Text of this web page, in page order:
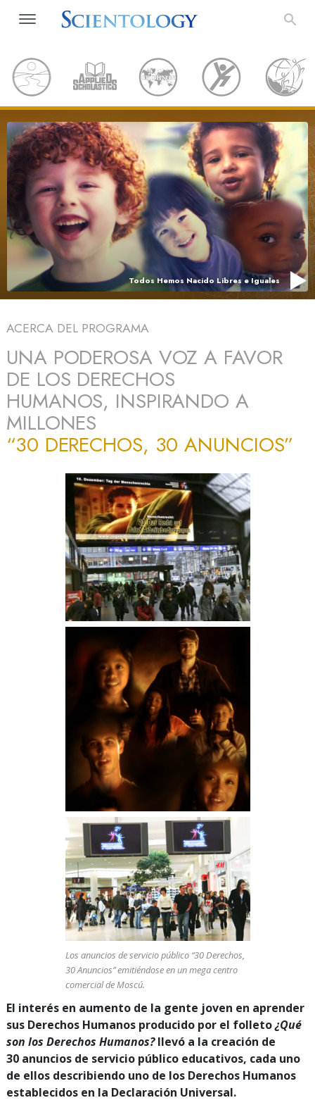
Todos Hemos Nacido Libres e Iguales
ACERCA DEL PROGRAMA
UNA PODEROSA VOZ A FAVOR
DE LOS DERECHOS
HUMANOS, INSPIRANDO A
MILLONES
“30 DERECHOS, 30 ANUNCIOS”
Los anuncios de servicio público “30 Derechos,
30 Anuncios” emitiéndose en un mega centro
comercial de Moscú.
El interés en aumento de la gente joven en aprender
sus Derechos Humanos producido por el folleto¿Qué
son los Derechos Humanos?llevó a la creación de
30 anuncios de servicio público educativos, cada uno
de ellos describiendo uno de los Derechos Humanos
establecidos en la Declaración Universal.